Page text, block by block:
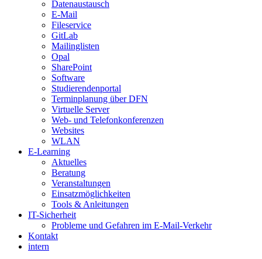
Datenaustausch
E-Mail
Fileservice
GitLab
Mailinglisten
Opal
SharePoint
Software
Studierendenportal
Terminplanung über DFN
Virtuelle Server
Web- und Telefonkonferenzen
Websites
WLAN
E-Learning
Aktuelles
Beratung
Veranstaltungen
Einsatzmöglichkeiten
Tools & Anleitungen
IT-Sicherheit
Probleme und Gefahren im E-Mail-Verkehr
Kontakt
intern